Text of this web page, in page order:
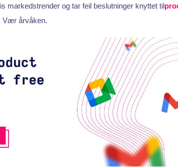
markedstrender og tar feil beslutninger knyttet til
Vær årvåken.